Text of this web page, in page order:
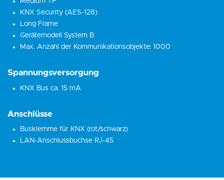
KNX Security (AES-128)
Long Frame
Gerätemodell System B
Max. Anzahl der Kommunikationsobjekte: 1000
Spannungsversorgung
KNX Bus ca. 15 mA
Anschlüsse
Busklemme für KNX (rot/schwarz)
LAN-Anschlussbuchse RJ-45